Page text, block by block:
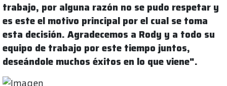
trabajo, por alguna razón no se pudo respetar y
es este el motivo principal por el cual se toma
esta decisión. Agradecemos a Rody y a todo su
equipo de trabajo por este tiempo juntos,
deseándole muchos éxitos en lo que viene".